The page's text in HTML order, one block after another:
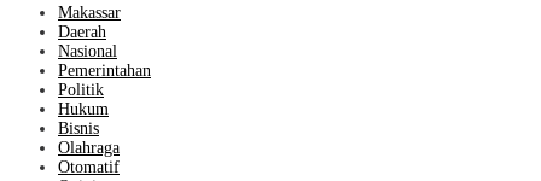
Makassar
Daerah
Nasional
Pemerintahan
Politik
Hukum
Bisnis
Olahraga
Otomatif